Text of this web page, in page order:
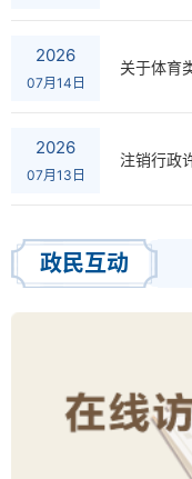
2026
07月14日
关于体育
2026
07月13日
注销行政
政民互动